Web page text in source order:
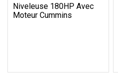
Niveleuse 180HP Avec
Moteur Cummins